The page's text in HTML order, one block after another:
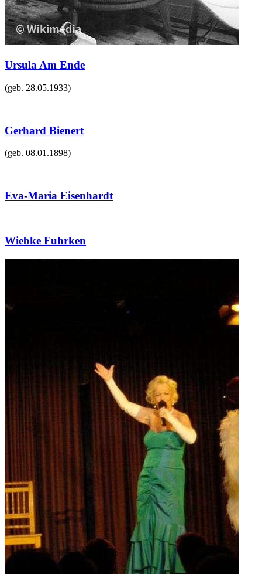
Ursula Am Ende
(geb. 28.05.1933)
Gerhard Bienert
(geb. 08.01.1898)
Eva-Maria Eisenhardt
Wiebke Fuhrken